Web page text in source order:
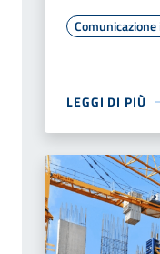
LEGGI DI PIÙ